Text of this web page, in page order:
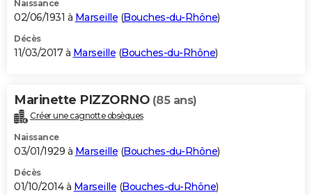
Naissance
02/06/1931 à Marseille (Bouches-du-Rhône)
Décès
11/03/2017 à Marseille (Bouches-du-Rhône)
Marinette PIZZORNO (85 ans)
Créer une cagnotte obsèques
Naissance
03/01/1929 à Marseille (Bouches-du-Rhône)
Décès
01/10/2014 à Marseille (Bouches-du-Rhône)